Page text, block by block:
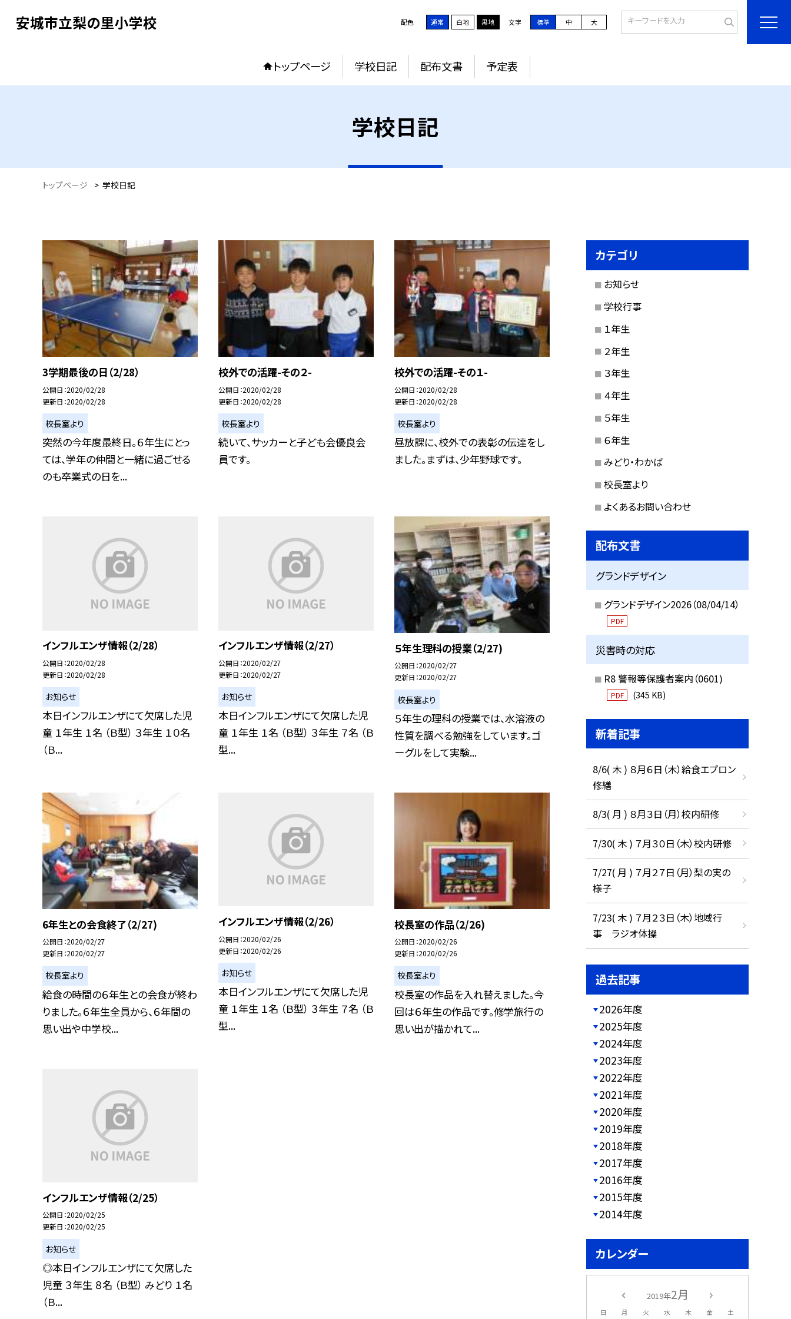
安城市立梨の里小学校 配色 通常 白地 黒地 文字 標準 中 大
トップページ 学校日記 配布文書 予定表
学校日記
トップページ > 学校日記
3学期最後の日（2/28）
公開日 2020/02/28
更新日 2020/02/28
校長室より
突然の今年度最終日。６年生にとっ
ては、学年の仲間と一緒に過ごせる
のも卒業式の日を...
校外での活躍-その２-
公開日 2020/02/28
更新日 2020/02/28
校長室より
続いて、サッカーと子ども会優良会
員です。
校外での活躍-その１-
公開日 2020/02/28
更新日 2020/02/28
校長室より
昼放課に、校外での表彰の伝達をし
ました。まずは、少年野球です。
インフルエンザ情報（2/28）
公開日 2020/02/28
更新日 2020/02/28
お知らせ
本日インフルエンザにて欠席した児
童 １年生 １名 （Ｂ型） ３年生 １０名
（Ｂ...
インフルエンザ情報（2/27）
公開日 2020/02/27
更新日 2020/02/27
お知らせ
本日インフルエンザにて欠席した児
童 １年生 １名 （Ｂ型） ３年生 ７名 （Ｂ
型...
５年生理科の授業（2/27)
公開日 2020/02/27
更新日 2020/02/27
校長室より
５年生の理科の授業では、水溶液の
性質を調べる勉強をしています。ゴ
ーグルをして実験...
6年生との会食終了（2/27)
公開日 2020/02/27
更新日 2020/02/27
校長室より
給食の時間の６年生との会食が終わ
りました。６年生全員から、６年間の
思い出や中学校...
インフルエンザ情報（2/26）
公開日 2020/02/26
更新日 2020/02/26
お知らせ
本日インフルエンザにて欠席した児
童 １年生 １名 （Ｂ型） ３年生 ７名 （Ｂ
型...
校長室の作品（2/26)
公開日 2020/02/26
更新日 2020/02/26
校長室より
校長室の作品を入れ替えました。今
回は６年生の作品です。修学旅行の
思い出が描かれて...
インフルエンザ情報（2/25）
公開日 2020/02/25
更新日 2020/02/25
お知らせ
◎本日インフルエンザにて欠席した
児童 ３年生 ８名 （Ｂ型） みどり １名
（Ｂ...
カテゴリ
お知らせ
学校行事
１年生
２年生
３年生
４年生
５年生
６年生
みどり・わかば
校長室より
よくあるお問い合わせ
配布文書
グランドデザイン
グランドデザイン2026（08/04/14）
PDF
災害時の対応
R8 警報等保護者案内（0601)
PDF (345 KB)
新着記事
8/6( 木 ) ８月６日（木）給食エプロン
修繕
8/3( 月 ) ８月３日（月）校内研修
7/30( 木 ) ７月３０日（木）校内研修
7/27( 月 ) ７月２７日（月）梨の実の
様子
7/23( 木 ) ７月２３日（木）地域行
事 ラジオ体操
過去記事
2026年度
2025年度
2024年度
2023年度
2022年度
2021年度
2020年度
2019年度
2018年度
2017年度
2016年度
2015年度
2014年度
カレンダー
2019年2月
日 月 火 水 木 金 土